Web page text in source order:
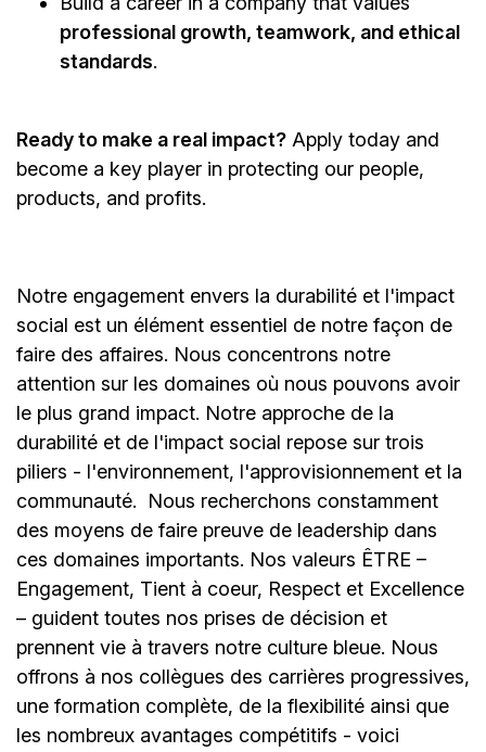
professional growth, teamwork, and ethical
standards.
Ready to make a real impact? Apply today and
become a key player in protecting our people,
products, and profits.
Notre engagement envers la durabilité et l'impact
social est un élément essentiel de notre façon de
faire des affaires. Nous concentrons notre
attention sur les domaines où nous pouvons avoir
le plus grand impact. Notre approche de la
durabilité et de l'impact social repose sur trois
piliers - l'environnement, l'approvisionnement et la
communauté.
Nous recherchons constamment
des moyens de faire preuve de leadership dans
ces domaines importants. Nos valeurs ÊTRE –
Engagement, Tient à coeur, Respect et Excellence
– guident toutes nos prises de décision et
prennent vie à travers notre culture bleue. Nous
offrons à nos collègues des carrières progressives,
une formation complète, de la flexibilité ainsi que
les nombreux avantages compétitifs - voici